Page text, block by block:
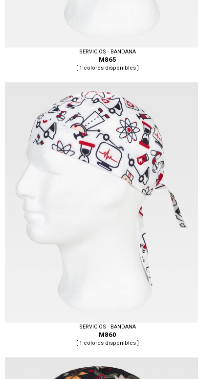
SERVICIOS · BANDANA
M865
[ 1 colores disponibles ]
SERVICIOS · BANDANA
M860
[ 1 colores disponibles ]